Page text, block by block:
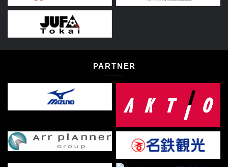
PARTNER